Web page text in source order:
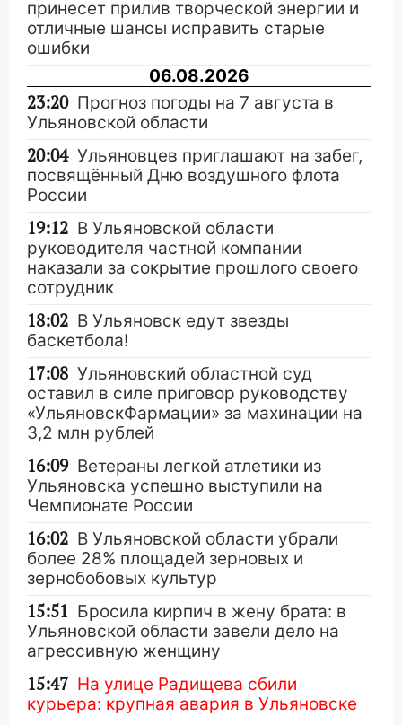
принесет прилив творческой энергии и
отличные шансы исправить старые
ошибки
06.08.2026
23:20 Прогноз погоды на 7 августа в
Ульяновской области
20:04 Ульяновцев приглашают на забег,
посвящённый Дню воздушного флота
России
19:12 В Ульяновской области
руководителя частной компании
наказали за сокрытие прошлого своего
сотрудник
18:02 В Ульяновск едут звезды
баскетбола!
17:08 Ульяновский областной суд
оставил в силе приговор руководству
«УльяновскФармации» за махинации на
3,2 млн рублей
16:09 Ветераны легкой атлетики из
Ульяновска успешно выступили на
Чемпионате России
16:02 В Ульяновской области убрали
более 28% площадей зерновых и
зернобобовых культур
15:51 Бросила кирпич в жену брата: в
Ульяновской области завели дело на
агрессивную женщину
15:47 На улице Радищева сбили
курьера: крупная авария в Ульяновске